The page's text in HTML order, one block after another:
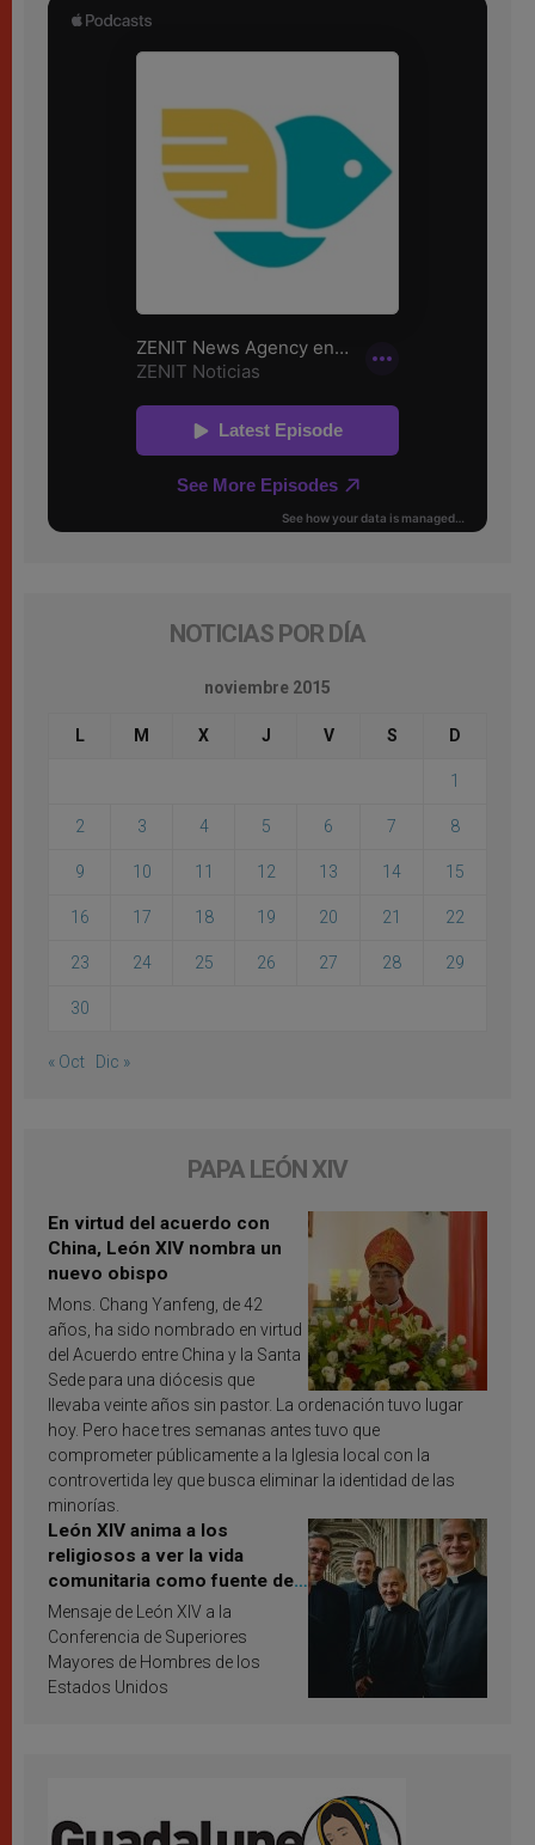
NOTICIAS POR DÍA
noviembre 2015
L M X J V S D
1
2 3 4 5 6 7 8
9 10 11 12 13 14 15
16 17 18 19 20 21 22
23 24 25 26 27 28 29
30
« Oct Dic »
PAPA LEÓN XIV
En virtud del acuerdo con
China, León XIV nombra un
nuevo obispo
Mons. Chang Yanfeng, de 42
años, ha sido nombrado en virtud
del Acuerdo entre China y la Santa
Sede para una diócesis que
llevaba veinte años sin pastor. La ordenación tuvo lugar
hoy. Pero hace tres semanas antes tuvo que
comprometer públicamente a la Iglesia local con la
controvertida ley que busca eliminar la identidad de las
minorías.
León XIV anima a los
religiosos a ver la vida
comunitaria como fuente de
inspiración y santificación
Mensaje de León XIV a la
Conferencia de Superiores
Mayores de Hombres de los
Estados Unidos